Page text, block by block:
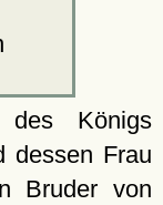
Königs
dessen Frau
Bruder von